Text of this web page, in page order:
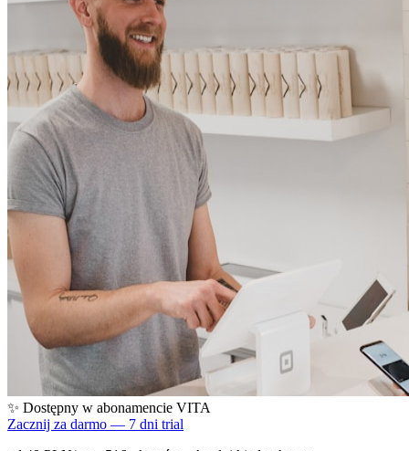
✨ Dostępny w abonamencie VITA
Zacznij za darmo — 7 dni trial